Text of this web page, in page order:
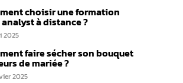
choisir une formation
à distance ?
2025
faire sécher son bouquet
de mariée ?
2025